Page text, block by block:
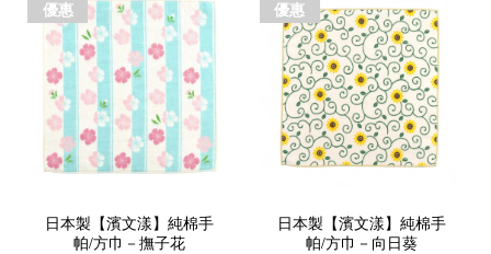
優惠
日本製【濱文漾】純棉手
帕/方巾－撫子花
優惠
日本製【濱文漾】純棉手
帕/方巾－向日葵